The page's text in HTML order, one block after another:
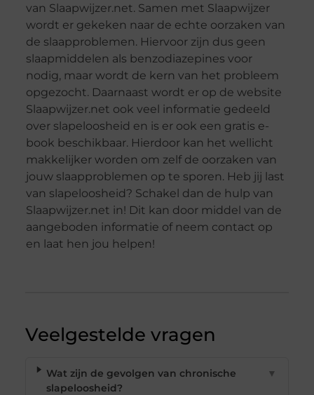
van Slaapwijzer.net. Samen met Slaapwijzer
wordt er gekeken naar de echte oorzaken van
de slaapproblemen. Hiervoor zijn dus geen
slaapmiddelen als benzodiazepines voor
nodig, maar wordt de kern van het probleem
opgezocht. Daarnaast wordt er op de website
Slaapwijzer.net ook veel informatie gedeeld
over slapeloosheid en is er ook een gratis e-
book beschikbaar. Hierdoor kan het wellicht
makkelijker worden om zelf de oorzaken van
jouw slaapproblemen op te sporen. Heb jij last
van slapeloosheid? Schakel dan de hulp van
Slaapwijzer.net in! Dit kan door middel van de
aangeboden informatie of neem contact op
en laat hen jou helpen!
Veelgestelde vragen
Wat zijn de gevolgen van chronische
slapeloosheid?
▼